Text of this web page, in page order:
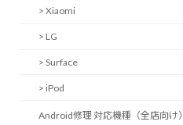
> Xiaomi
> LG
> Surface
> iPod
Android修理 対応機種（全店向け）